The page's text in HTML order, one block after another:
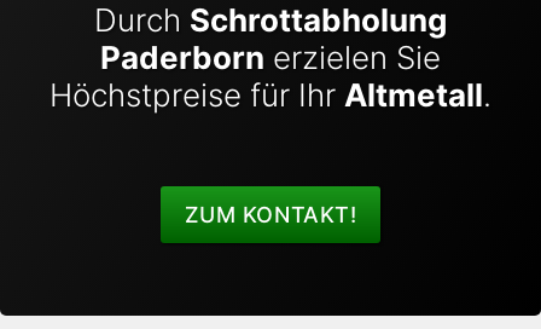
Durch Schrottabholung
Paderborn erzielen Sie
Höchstpreise für Ihr Altmetall.
ZUM KONTAKT!